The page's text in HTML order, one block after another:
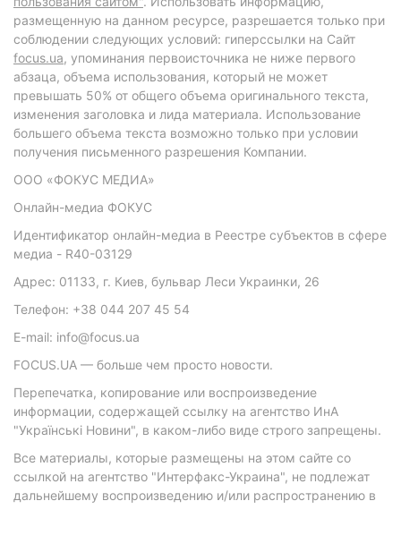
размещенную на данном ресурсе, разрешается только при
соблюдении следующих условий: гиперссылки на Сайт
focus.ua, упоминания первоисточника не ниже первого
абзаца, объема использования, который не может
превышать 50% от общего объема оригинального текста,
изменения заголовка и лида материала. Использование
большего объема текста возможно только при условии
получения письменного разрешения Компании.
ООО «ФОКУС МЕДИА»
Онлайн-медиа ФОКУС
Идентификатор онлайн-медиа в Реестре субъектов в сфере
медиа - R40-03129
Адрес: 01133, г. Киев, бульвар Леси Украинки, 26
Телефон: +38 044 207 45 54
E-mail: info@focus.ua
FOCUS.UA — больше чем просто новости.
Перепечатка, копирование или воспроизведение
информации, содержащей ссылку на агентство ИнА
"Українські Новини", в каком-либо виде строго запрещены.
Все материалы, которые размещены на этом сайте со
ссылкой на агентство "Интерфакс-Украина", не подлежат
дальнейшему воспроизведению и/или распространению в